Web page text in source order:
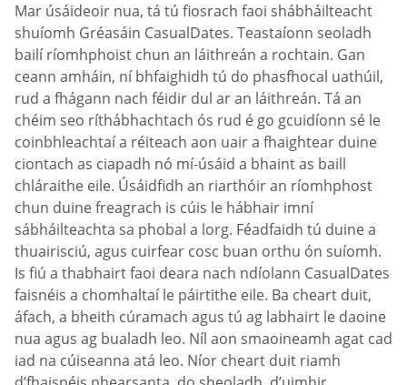
Mar úsáideoir nua, tá tú fiosrach faoi shábháilteacht
shuíomh Gréasáin СasualDates. Teastaíonn seoladh
bailí ríomhphoist chun an láithreán a rochtain. Gan
ceann amháin, ní bhfaighidh tú do phasfhocal uathúil,
rud a fhágann nach féidir dul ar an láithreán. Tá an
chéim seo ríthábhachtach ós rud é go gcuidíonn sé le
coinbhleachtaí a réiteach aon uair a fhaightear duine
ciontach as ciapadh nó mí-úsáid a bhaint as baill
chláraithe eile. Úsáidfidh an riarthóir an ríomhphost
chun duine freagrach is cúis le hábhair imní
sábháilteachta sa phobal a lorg. Féadfaidh tú duine a
thuairisciú, agus cuirfear cosc buan orthu ón suíomh.
Is fiú a thabhairt faoi deara nach ndíolann СasualDates
faisnéis a chomhaltaí le páirtithe eile. Ba cheart duit,
áfach, a bheith cúramach agus tú ag labhairt le daoine
nua agus ag bualadh leo. Níl aon smaoineamh agat cad
iad na cúiseanna atá leo. Níor cheart duit riamh